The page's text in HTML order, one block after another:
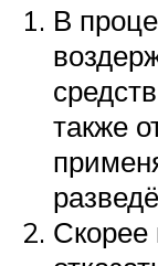
В
также
Скорее